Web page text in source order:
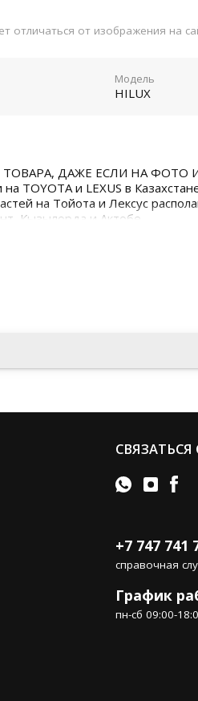
отличаться от изображения на
ДАЖЕ ЕСЛИ НА ФОТО
TOYOTA и LEXUS в
на Тойота и Лексус
Кызылорда и Актобе
Модель
HILUX
+7 747 741
справочная
График
пн-сб 09:00-